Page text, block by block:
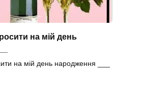
на мій день
на мій день народження ___